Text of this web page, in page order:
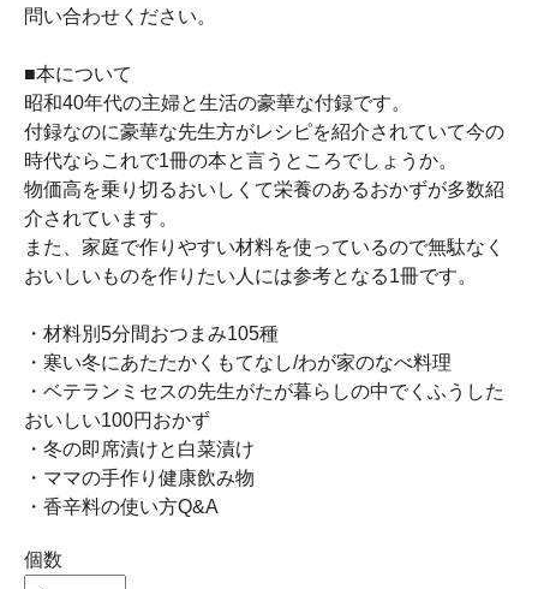
問い合わせください。
■本について
昭和40年代の主婦と生活の豪華な付録です。
付録なのに豪華な先生方がレシピを紹介されていて今の
時代ならこれで1冊の本と言うところでしょうか。
物価高を乗り切るおいしくて栄養のあるおかずが多数紹
介されています。
また、家庭で作りやすい材料を使っているので無駄なく
おいしいものを作りたい人には参考となる1冊です。
・材料別5分間おつまみ105種
・寒い冬にあたたかくもてなし/わが家のなべ料理
・ベテランミセスの先生がたが暮らしの中でくふうした
おいしい100円おかず
・冬の即席漬けと白菜漬け
・ママの手作り健康飲み物
・香辛料の使い方Q&A
個数